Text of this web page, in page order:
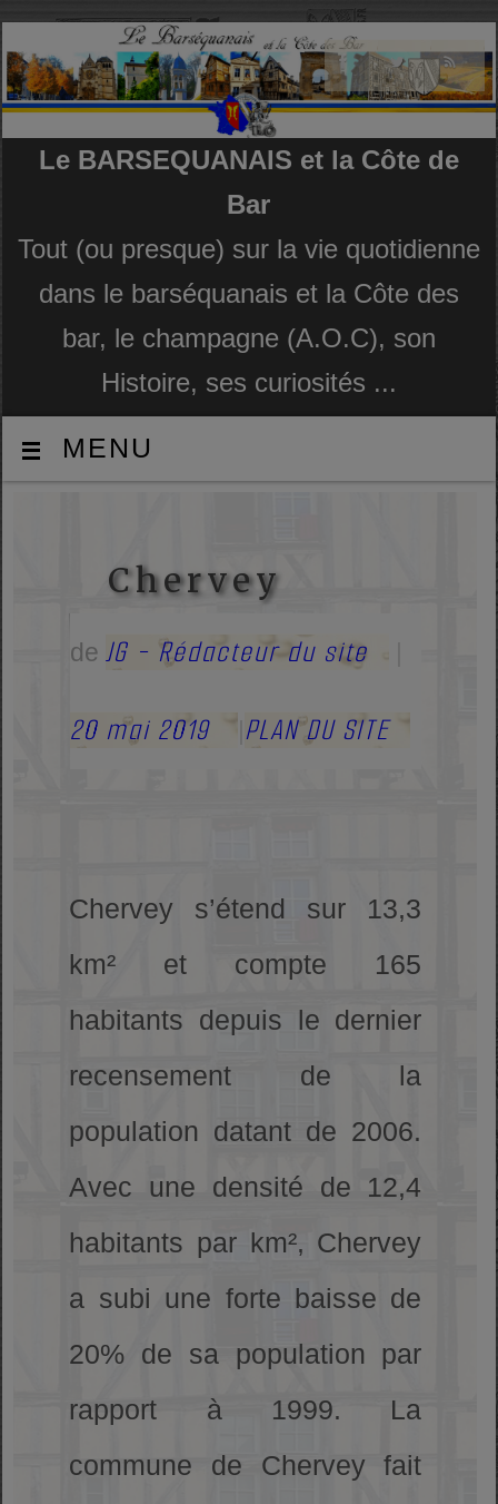
Le BARSEQUANAIS et la Côte de
Bar
Tout (ou presque) sur la vie quotidienne
dans le barséquanais et la Côte des
bar, le champagne (A.O.C), son
Histoire, ses curiosités ...
MENU
Chervey
deJG - Rédacteur du site
20 mai 2019 PLAN DU SITE
Chervey s’étend sur 13,3
km² et compte 165
habitants depuis le dernier
recensement de la
population datant de 2006.
Avec une densité de 12,4
habitants par km², Chervey
a subi une forte baisse de
20% de sa population par
rapport à 1999. La
commune de Chervey fait